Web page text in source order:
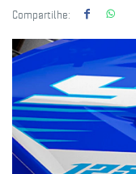
Compartilhe: